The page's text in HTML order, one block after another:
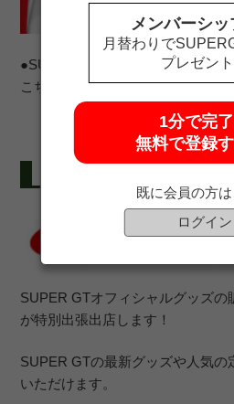
●SUPER GTサポーターズクラブ
こちら（
https://supergt-
SUPER GTオフィシャルグッズ
が特別出張出店します！
SUPER GTの最新グッズや人気の
いただけます。
メンバーシッ
月替わりで
プレゼント
1分で完了
無料で登録
既に会員の方
ログイン